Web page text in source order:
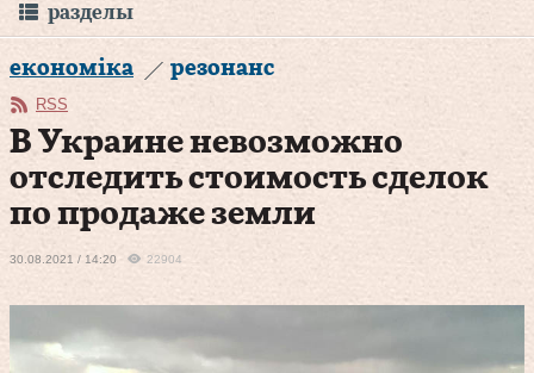
разделы
економіка резонанс
RSS
В Украине невозможно
отследить стоимость сделок
по продаже земли
30.08.2021 / 14:20 22904